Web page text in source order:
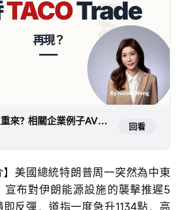
TACO交易捲土重來? 相關企業例子AVGO, UAL, NVDA, TSLA等等 回看
】美國總統特朗普周一突然為中東
宣布對伊朗能源設施的襲擊推遲5
反彈，道指一度急升1134點，高